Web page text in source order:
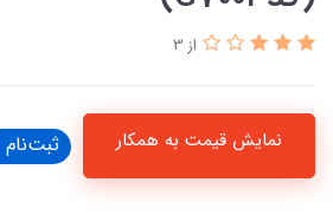
از 3
نمایش قیمت به همکار ثبت‌نام